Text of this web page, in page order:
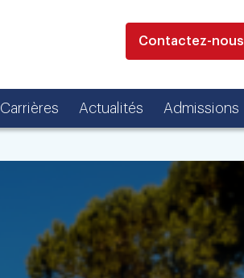
Contactez-nous
Carrières Actualités Admissions